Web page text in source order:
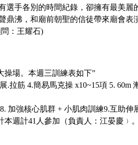
選手各別的時間紀錄，卻擁有最美
鼎沸，和廟前朝聖的信徒帶來廟會
：王耀石)
場。 本週三訓練表如下”
筋 4.簡易馬克操 x10~15項 5. 60m
加強核心肌群 + 小肌肉訓練9.互助
本週計41人參加 （負責人：江晏慶﹚。